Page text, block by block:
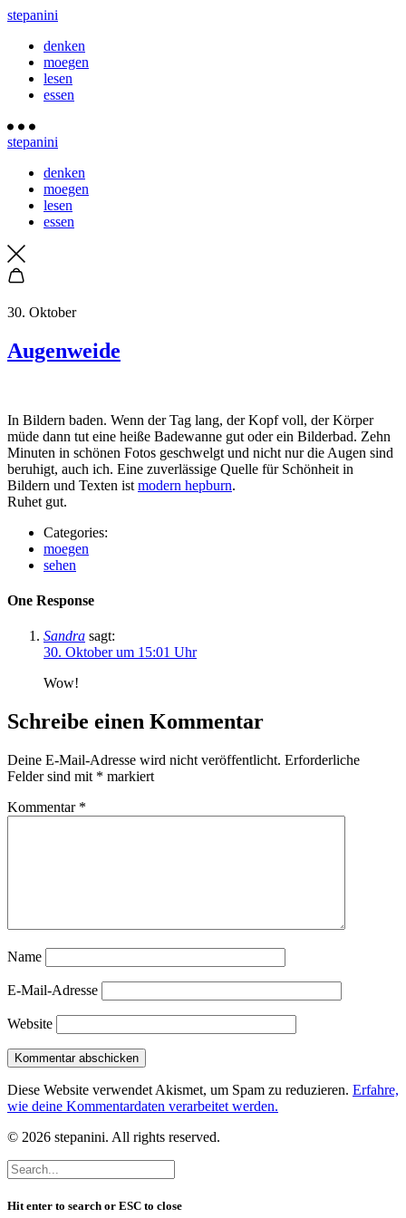
stepanini
denken
moegen
lesen
essen
stepanini
denken
moegen
lesen
essen
30. Oktober
Augenweide
In Bildern baden. Wenn der Tag lang, der Kopf voll, der Körper
müde dann tut eine heiße Badewanne gut oder ein Bilderbad. Zehn
Minuten in schönen Fotos geschwelgt und nicht nur die Augen sind
beruhigt, auch ich. Eine zuverlässige Quelle für Schönheit in
Bildern und Texten ist modern hepburn.
Ruhet gut.
Categories:
moegen
sehen
One Response
Sandra sagt:
30. Oktober um 15:01 Uhr
Wow!
Schreibe einen Kommentar
Deine E-Mail-Adresse wird nicht veröffentlicht. Erforderliche
Felder sind mit * markiert
Kommentar *
Name
E-Mail-Adresse
Website
Diese Website verwendet Akismet, um Spam zu reduzieren. Erfahre,
wie deine Kommentardaten verarbeitet werden.
© 2026 stepanini. All rights reserved.
Hit enter to search or ESC to close